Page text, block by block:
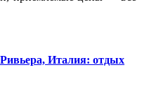
Италия: отдых